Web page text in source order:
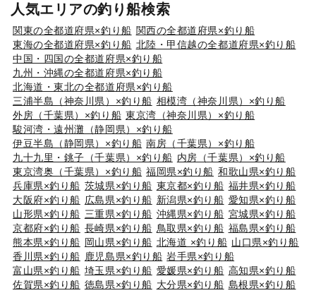
人気エリアの釣り船検索
関東の全都道府県×釣り船 関西の全都道府県×釣り船
東海の全都道府県×釣り船 北陸・甲信越の全都道府県×釣り船
中国・四国の全都道府県×釣り船
九州・沖縄の全都道府県×釣り船
北海道・東北の全都道府県×釣り船
三浦半島（神奈川県）×釣り船 相模湾（神奈川県）×釣り船
外房（千葉県）×釣り船 東京湾（神奈川県）×釣り船
駿河湾・遠州灘（静岡県）×釣り船
伊豆半島（静岡県）×釣り船 南房（千葉県）×釣り船
九十九里・銚子（千葉県）×釣り船 内房（千葉県）×釣り船
東京湾奥（千葉県）×釣り船 福岡県×釣り船 和歌山県×釣り船
兵庫県×釣り船 茨城県×釣り船 東京都×釣り船 福井県×釣り船
大阪府×釣り船 広島県×釣り船 新潟県×釣り船 愛知県×釣り船
山形県×釣り船 三重県×釣り船 沖縄県×釣り船 宮城県×釣り船
京都府×釣り船 長崎県×釣り船 鳥取県×釣り船 福島県×釣り船
熊本県×釣り船 岡山県×釣り船 北海道 ×釣り船 山口県×釣り船
香川県×釣り船 鹿児島県×釣り船 岩手県×釣り船
富山県×釣り船 埼玉県×釣り船 愛媛県×釣り船 高知県×釣り船
佐賀県×釣り船 徳島県×釣り船 大分県×釣り船 島根県×釣り船